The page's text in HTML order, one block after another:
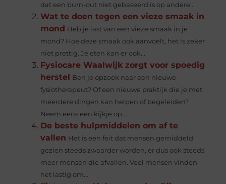
dat een burn-out niet gebaseerd is op andere...
Wat te doen tegen een vieze smaak in
mond Heb je last van een vieze smaak in je
mond? Hoe deze smaak ook aanvoelt, het is zeker
niet prettig. Je eten kan er ook...
Fysiocare Waalwijk zorgt voor spoedig
herstel Ben je opzoek naar een nieuwe
fysiotherapeut? Of een nieuwe praktijk die je met
meerdere dingen kan helpen of begeleiden?
Neem eens een kijkje op...
De beste hulpmiddelen om af te
vallen Het is een feit dat mensen gemiddeld
gezien steeds zwaarder worden, er dus ook steeds
meer mensen die afvallen. Veel mensen vinden
het lastig om...